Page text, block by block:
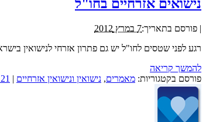
נישואים אזרחיים בחו"ל
| פורסם בתאריך:7 במרץ 2012
רגע לפני שטסים לחו"ל יש גם פתרון אזרחי לנישואין
להמשך קריאה
פורסם בקטגוריות: מאמרים, נישואין ונישואין אזרחיים | 21 תגובות